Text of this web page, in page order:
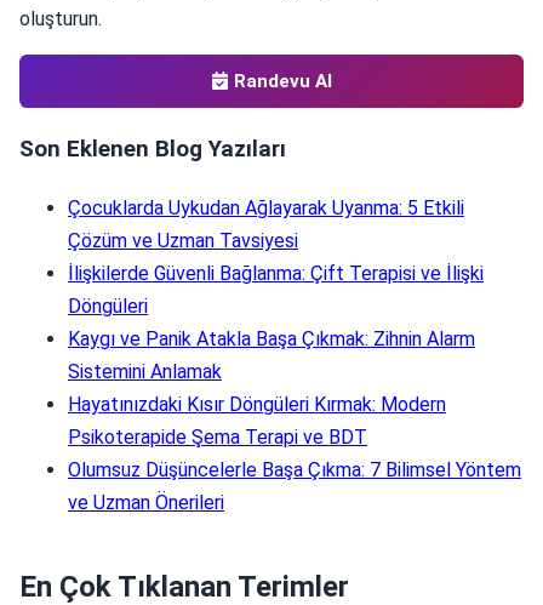
oluşturun.
Randevu Al
Son Eklenen Blog Yazıları
Çocuklarda Uykudan Ağlayarak Uyanma: 5 Etkili
Çözüm ve Uzman Tavsiyesi
İlişkilerde Güvenli Bağlanma: Çift Terapisi ve İlişki
Döngüleri
Kaygı ve Panik Atakla Başa Çıkmak: Zihnin Alarm
Sistemini Anlamak
Hayatınızdaki Kısır Döngüleri Kırmak: Modern
Psikoterapide Şema Terapi ve BDT
Olumsuz Düşüncelerle Başa Çıkma: 7 Bilimsel Yöntem
ve Uzman Önerileri
En Çok Tıklanan Terimler